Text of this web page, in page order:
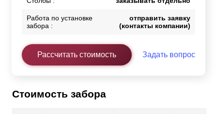
Работа по установке
забора :
отправить заявку
(контакты компании)
Рассчитать стоимость Задать вопрос
Стоимость забора